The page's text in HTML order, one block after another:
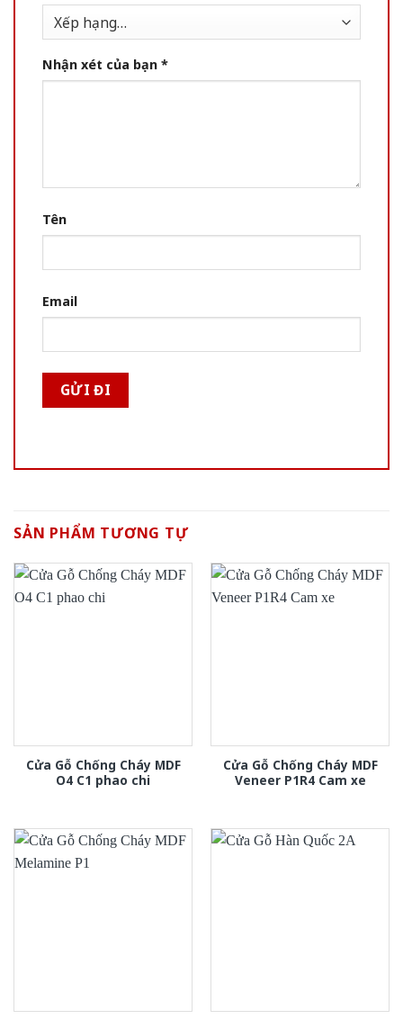
Nhận xét của bạn *
Tên
Email
SẢN PHẨM TƯƠNG TỰ
Cửa Gỗ Chống Cháy MDF
O4 C1 phao chi
Cửa Gỗ Chống Cháy MDF
Veneer P1R4 Cam xe